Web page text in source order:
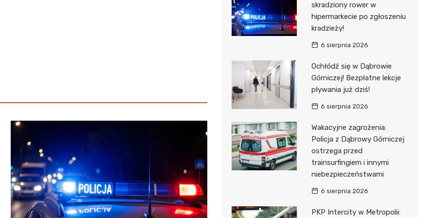
skradziony rower w
hipermarkecie po zgłoszeniu
kradzieży!
6 sierpnia 2026
Ochłódź się w Dąbrowie
Górniczej! Bezpłatne lekcje
pływania już dziś!
6 sierpnia 2026
Wakacyjne zagrożenia:
Policja z Dąbrowy Górniczej
ostrzega przed
trainsurfingiem i innymi
niebezpieczeństwami
6 sierpnia 2026
PKP Intercity w Metropolii: